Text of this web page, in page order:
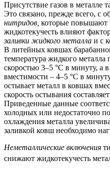
Присутствие газов в металле
Это связано, прежде всего, с
нитридов, которые повышают
жидкотекучесть влияют
заливки жидкого металла и с
В литейных ковшах
температура жидкого металла
скоростью 3–5 °С в минуту, а
вместимости – 4–5 °С в
остывает металл в ковшах
скорость остывания
Приведенные данные
холодных или недостаточно
охлаждения металла
заливкой ковш необходимо
Неметаллические включения
снижают жидкотекучесть